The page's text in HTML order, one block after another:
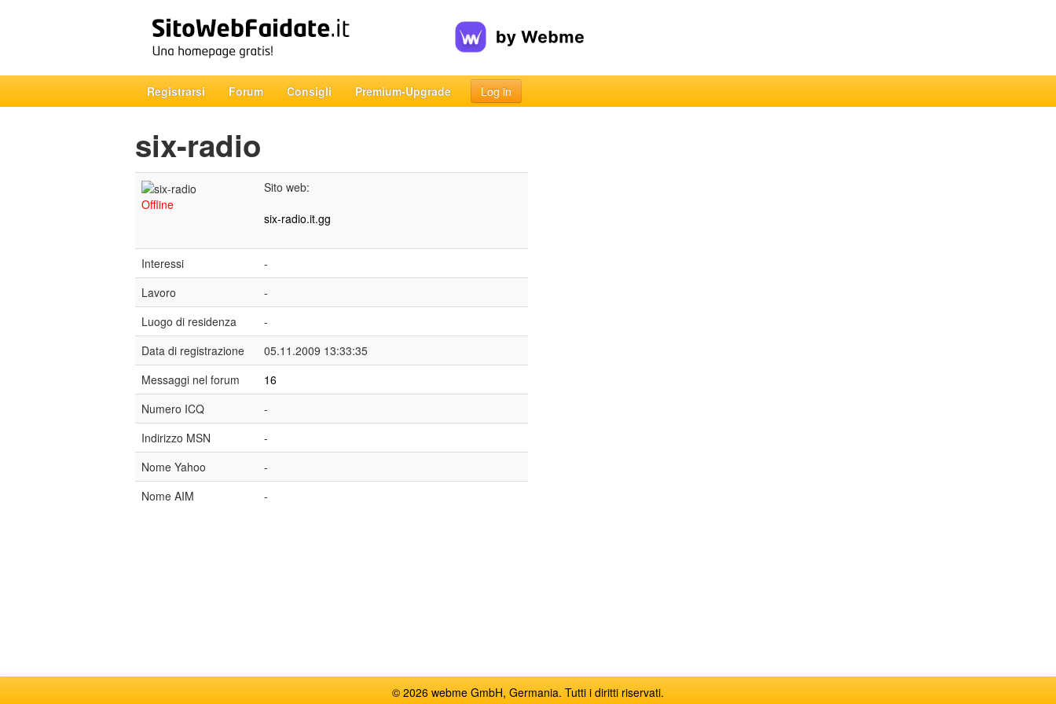
Registrarsi Forum Consigli Premium-Upgrade Log in
six-radio
Offline
Sito web:
six-radio.it.gg
Interessi
-
Lavoro
-
Luogo di residenza
-
Data di registrazione
05.11.2009 13:33:35
Messaggi nel forum
16
Numero ICQ
-
Indirizzo MSN
-
Nome Yahoo
-
Nome AIM
-
© 2026 webme GmbH, Germania. Tutti i diritti riservati.